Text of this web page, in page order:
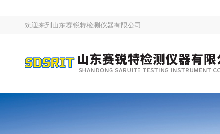
欢迎来到 山东赛锐特检测仪器有限公司